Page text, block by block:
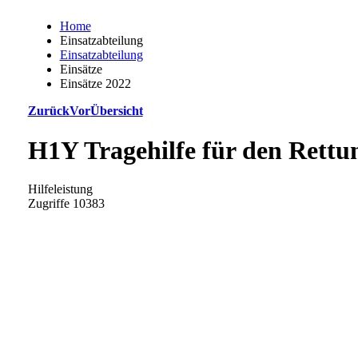
Home
Einsatzabteilung
Einsatzabteilung
Einsätze
Einsätze 2022
ZurückVorÜbersicht
H1Y Tragehilfe für den
Hilfeleistung
Zugriffe 10383